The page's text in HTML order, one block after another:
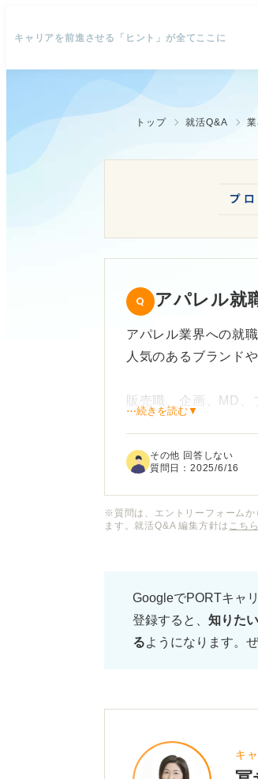
キャリアを前進させる「ヒント」が全てここに
トップ 就活Q&A
アパレル就
アパレル業界への就
人気のあるブランド
販売職、企画、MD
アパレル業界の就職
どのような人がアパ
⋯続きを読む▼
その他 回答しない
質問日：2025/6/16
※質問は、エントリーフォーム
ます。就活Q&A 編集方針は こちら
GoogleでPORTキャ
登録すると、 知りた
るようになります。
キ